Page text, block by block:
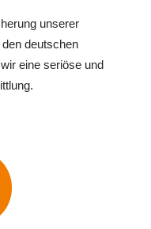
unserer
deutschen
eine seriöse und